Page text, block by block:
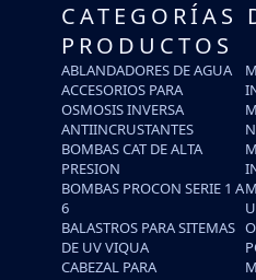
CATEGORÍAS
PRODUCTOS
ABLANDADORES DE AGUA
ACCESORIOS PARA
OSMOSIS INVERSA
ANTIINCRUSTANTES
BOMBAS CAT DE ALTA
PRESION
BOMBAS PROCON SERIE 1 A
6
BALASTROS PARA SITEMAS
DE UV VIQUA
CABEZAL PARA